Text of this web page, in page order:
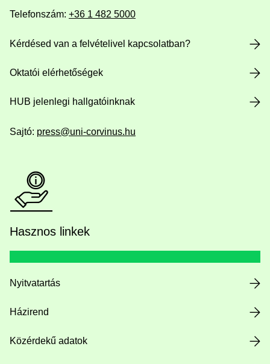
Telefonszám: +36 1 482 5000
Kérdésed van a felvételivel kapcsolatban?
Oktatói elérhetőségek
HUB jelenlegi hallgatóinknak
Sajtó: press@uni-corvinus.hu
Hasznos linkek
Nyitvatartás
Házirend
Közérdekű adatok